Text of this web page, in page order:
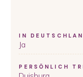
IN
Ja
PERSÖNLICH